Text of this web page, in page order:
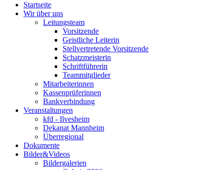
Startseite
Wir über uns
Leitungsteam
Vorsitzende
Geistliche Leiterin
Stellvertretende Vorsitzende
Schatzmeisterin
Schriftführerin
Teammitglieder
Mitarbeiterinnen
Kassenprüferinnen
Bankverbindung
Veranstaltungen
kfd - Ilvesheim
Dekanat Mannheim
Überregional
Dokumente
Bilder&Videos
Bildergalerien